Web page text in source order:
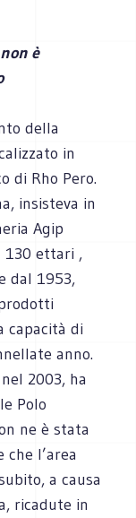
è
della
in
di Rho Pero.
insisteva in
Agip
130 ettari ,
dal 1953,
capacità di
anno.
2003, ha
Polo
ne è stata
l’area
a causa
ricadute in